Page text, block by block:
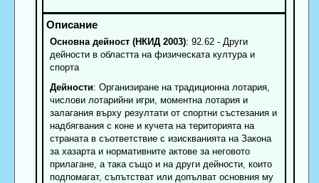
Основна дейност (НКИД 2003): 92.62 - Други
дейности в областта на физическата култура и
спорта
Дейности: Организиране на традиционна лотария,
числови лотарийни игри, моментна лотария и
залагания върху резултати от спортни състезания и
надбягвания с коне и кучета на територията на
страната в съответствие с изискванията на Закона
за хазарта и нормативните актове за неговото
прилагане, а така също и на други дейности, които
подпомагат, съпътстват или допълват основния му